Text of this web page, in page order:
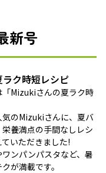
新号
ク時短レシピ
Mizukiさんの夏ラク時
のMizukiさんに、夏バ
養満点の手間なしレシ
いただきました!
ンパンパスタなど、暑
が満載です。